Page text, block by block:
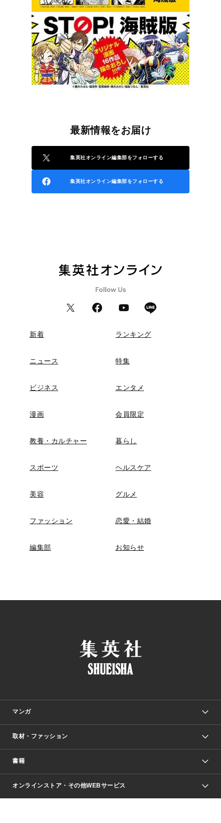
最新情報をお届け
集英社オンライン編集部をフォローする
集英社オンライン編集部をフォローする
新着 ランキング
ニュース 特集
ビジネス エンタメ
漫画 会員限定
教養・カルチャー 暮らし
スポーツ ヘルスケア
美容 グルメ
ファッション 恋愛・結婚
編集部 お知らせ
マンガ
少年マンガ
Vジャンプ
週刊ヤングジャンプ
少女マンガ
取材・ファッション
Seventeen
芸能・情報・スポーツ
書籍
文芸・文庫・総合
オンラインストア・その他WEBサービス